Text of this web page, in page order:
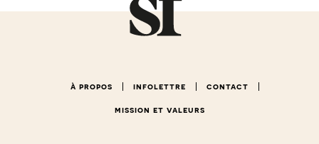
à propos infolettre contact
mission et valeurs